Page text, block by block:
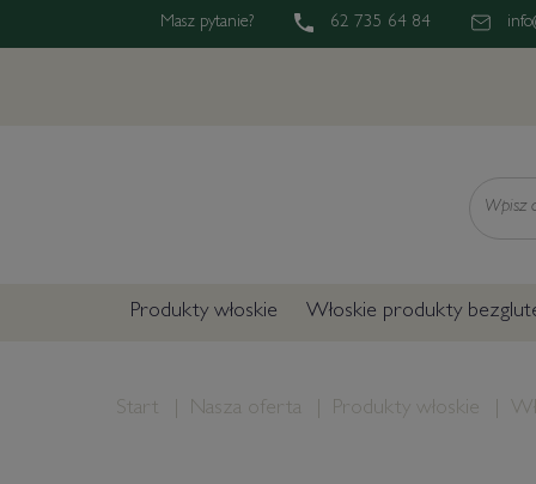
Masz pytanie? 62 735 64 84
Produkty włoskie Włoskie produkty
Start Nasza oferta Produkty włoskie